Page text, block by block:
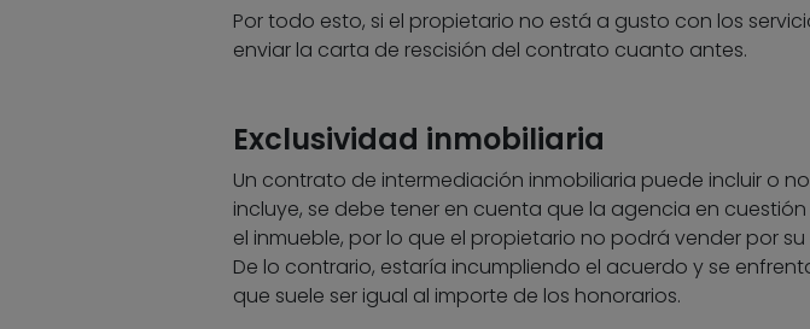
Por todo esto, si el propietario no está a gusto con los
enviar la carta de rescisión del contrato cuanto antes.
Exclusividad inmobiliaria
Un contrato de intermediación inmobiliaria puede incluir o
incluye, se debe tener en cuenta que la agencia en
el inmueble, por lo que el propietario no podrá vender por
De lo contrario, estaría incumpliendo el acuerdo y se
que suele ser igual al importe de los honorarios.